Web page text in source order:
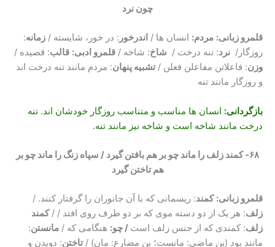
چون نرد
قلمرو زبانی: مردم: انسان ها / اندرخور : در خور، شایسته / زمانه:
روزگار/ نرد: تنه درخت / شاخ: شاخه / قلمرو ادبی: قالب: قصیده /
وزن: فاعلاتن مفاعلن فعلن /تشبیه پنهان: مردم مانند تنه درخت اند
و روزگار مانند تنه
بازگردانی: انسان ها مناسب و متناسب روزگار خودشان اند. تنه
درخت مانند شاخه است و شاخه نیز مانند تنه.
۶۸- کمند زلف را ماند چو بر هم بافتن گیرد / سپاه زنگ را ماند چو بر
هم تاختن گیرد
قلمرو زبانی: کمند: ریسمانی که با آن جانوران را گرفتار کنند. /
زلف: هر یک از دو دسته موی که بر دو طرف روی افتد / /کمند
زلف: کمندی که از جنس زلف است / چو: هنگامی که / مانستن:
مانند بود (بن ماضی: مانست؛ بن مضارع: مان) /تاختن: دویدن و